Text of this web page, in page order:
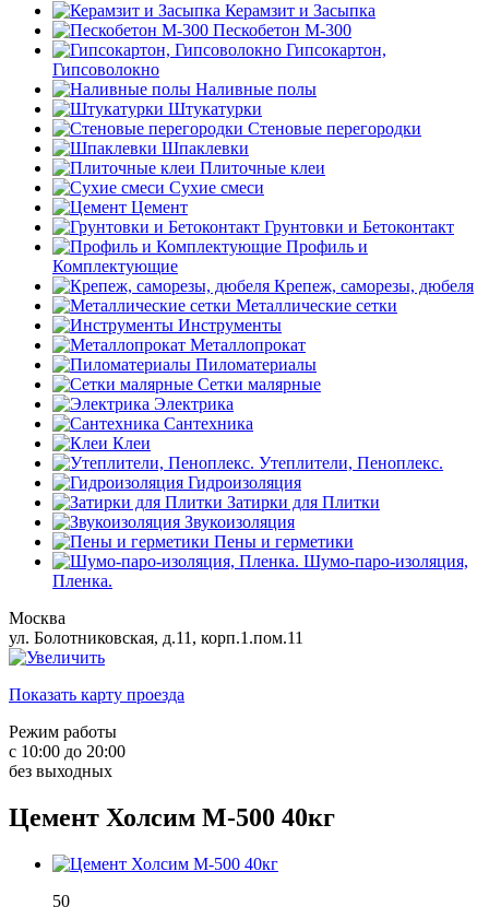
Керамзит и Засыпка
Пескобетон М-300
Гипсокартон,
Гипсоволокно
Наливные полы
Штукатурки
Стеновые перегородки
Шпаклевки
Плиточные клеи
Сухие смеси
Цемент
Грунтовки и Бетоконтакт
Профиль и
Комплектующие
Крепеж, саморезы, дюбеля
Металлические сетки
Инструменты
Металлопрокат
Пиломатериалы
Сетки малярные
Электрика
Сантехника
Клеи
Утеплители, Пеноплекс.
Гидроизоляция
Затирки для Плитки
Звукоизоляция
Пены и герметики
Шумо-паро-изоляция,
Пленка.
Москва
ул. Болотниковская, д.11, корп.1.пом.11
Показать карту проезда
Режим работы
с 10:00 до 20:00
без выходных
Цемент Холсим М-500 40кг
50